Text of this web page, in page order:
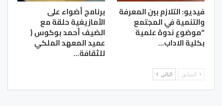
فيديو: التلازم بين المعرفة
والتنمية في المجتمع
“موضوع ندوة علمية
بكلية الاداب…
برنامج أضواء على
الأمازيغية حلقة مع
الضيف أحمد بوكوس (
عميد المعهد الملكي
للثقافة…
السابق التالي